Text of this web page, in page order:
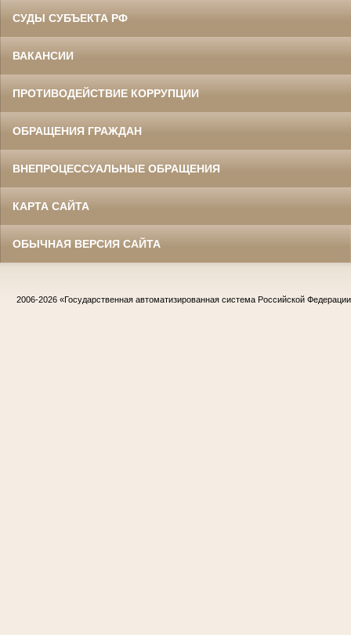
СУДЫ СУБЪЕКТА РФ
ВАКАНСИИ
ПРОТИВОДЕЙСТВИЕ КОРРУПЦИИ
ОБРАЩЕНИЯ ГРАЖДАН
ВНЕПРОЦЕССУАЛЬНЫЕ ОБРАЩЕНИЯ
КАРТА САЙТА
ОБЫЧНАЯ ВЕРСИЯ САЙТА
2006-2026 «Государственная автоматизированная система Российской